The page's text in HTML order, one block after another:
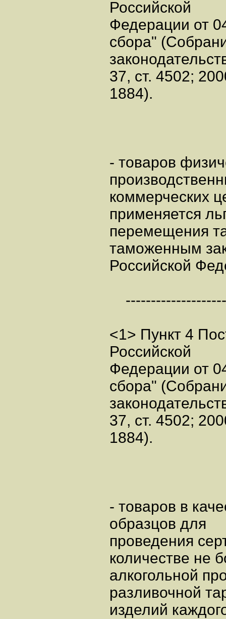
Российской
Федерации от
сбора"
37, ст. 4502;
1884).
- товаров
коммерческих
применяется
перемещения
таможенным
Российской
<1> Пункт 4
Российской
Федерации от
сбора"
37, ст. 4502;
1884).
- товаров в
образцов для
проведения
количестве не
алкогольной
разливочной
изделий